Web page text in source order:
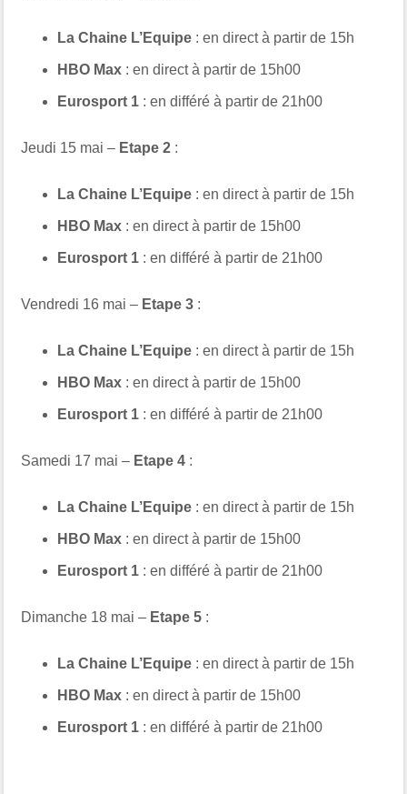
La Chaine L’Equipe : en direct à partir de 15h
HBO Max : en direct à partir de 15h00
Eurosport 1 : en différé à partir de 21h00
Jeudi 15 mai – Etape 2 :
La Chaine L’Equipe : en direct à partir de 15h
HBO Max : en direct à partir de 15h00
Eurosport 1 : en différé à partir de 21h00
Vendredi 16 mai – Etape 3 :
La Chaine L’Equipe : en direct à partir de 15h
HBO Max : en direct à partir de 15h00
Eurosport 1 : en différé à partir de 21h00
Samedi 17 mai – Etape 4 :
La Chaine L’Equipe : en direct à partir de 15h
HBO Max : en direct à partir de 15h00
Eurosport 1 : en différé à partir de 21h00
Dimanche 18 mai – Etape 5 :
La Chaine L’Equipe : en direct à partir de 15h
HBO Max : en direct à partir de 15h00
Eurosport 1 : en différé à partir de 21h00